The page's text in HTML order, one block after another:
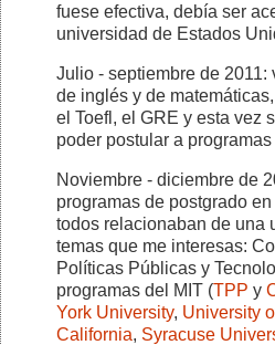
fuese efectiva, debía ser
universidad de Estados
Julio - septiembre de 2011:
de inglés y de
el Toefl, el GRE y esta vez
poder postular a programas
Noviembre - diciembre de
programas de postgrado
todos relacionaban de una
temas que me interesas:
Políticas Públicas y
programas del MIT (TPP y
York University, University
California, Syracuse